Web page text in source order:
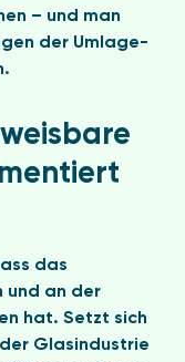
– und man
der Umlage-
das
und an der
hat. Setzt sich
Glasindustrie